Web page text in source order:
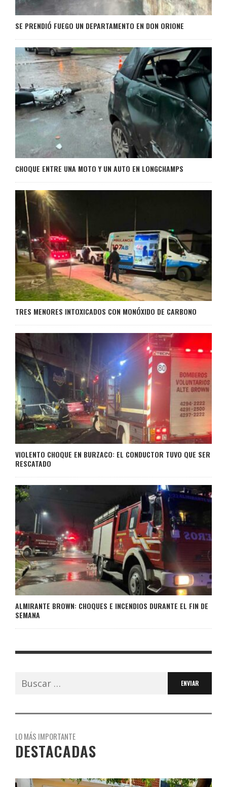
SE PRENDIÓ FUEGO UN DEPARTAMENTO EN DON ORIONE
CHOQUE ENTRE UNA MOTO Y UN AUTO EN LONGCHAMPS
TRES MENORES INTOXICADOS CON MONÓXIDO DE CARBONO
VIOLENTO CHOQUE EN BURZACO: EL CONDUCTOR TUVO QUE SER
RESCATADO
ALMIRANTE BROWN: CHOQUES E INCENDIOS DURANTE EL FIN DE
SEMANA
Buscar:
LO MÁS IMPORTANTE
DESTACADAS